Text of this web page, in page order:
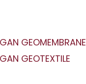
GEOMEMBRANE
GEOTEXTILE